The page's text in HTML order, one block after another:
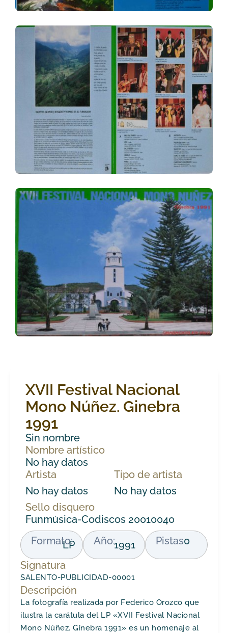
XVII Festival Nacional
Mono Núñez. Ginebra
1991
Sin nombre
Nombre artístico
No hay datos
Artista
No hay datos
Tipo de artista
No hay datos
Sello disquero
Funmúsica-Codiscos 20010040
Formato:
LP Año:1991 Pistas0
Signatura
SALENTO-PUBLICIDAD-00001
Descripción
La fotografía realizada por Federico Orozco que
ilustra la carátula del LP «XVII Festival Nacional
Mono Núñez. Ginebra 1991» es un homenaje al